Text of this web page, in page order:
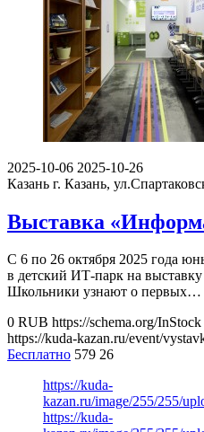
2025-10-06 2025-10-26
Казань г. Казань,
Выставка
С 6 по 26 октября 2025 года
в детский ИТ-парк на
Школьники узнают о первых…
0 RUB https://schema.org/InStock
https://kuda-kazan.ru/event/
Бесплатно 579 26
https://kuda-
kazan.ru/image/255/255/
https://kuda-